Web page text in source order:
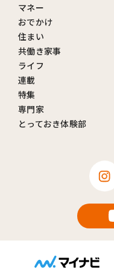
マネー
おでかけ
住まい
共働き家事
ライフ
連載
特集
専門家
とっておき体験部